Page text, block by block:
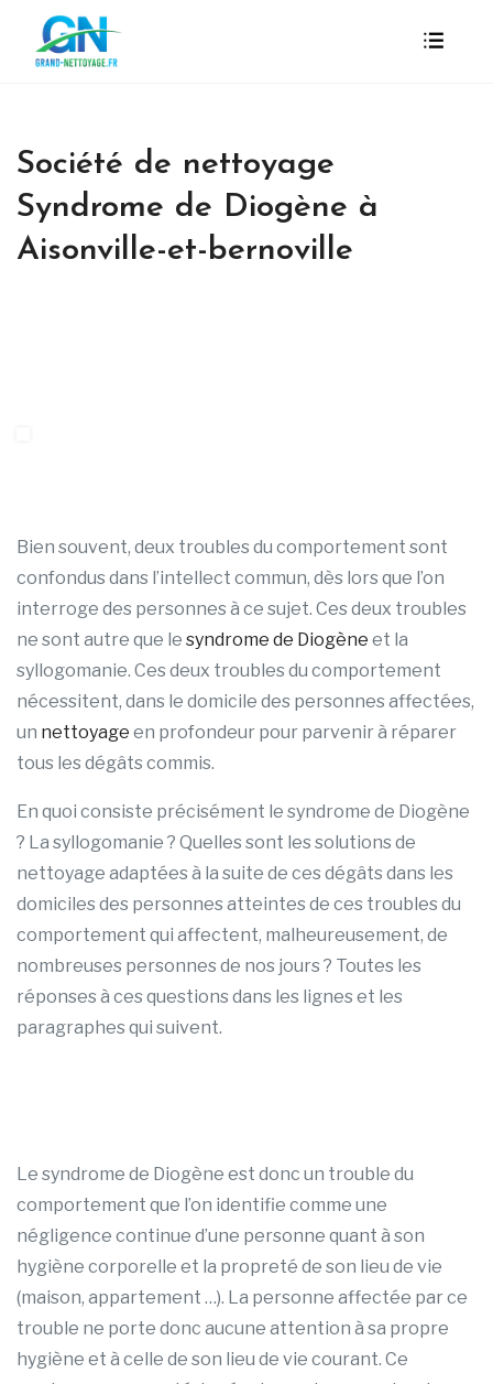
Société de nettoyage
Syndrome de Diogène à
Aisonville-et-bernoville
Bien souvent, deux troubles du comportement sont
confondus dans l’intellect commun, dès lors que l’on
interroge des personnes à ce sujet. Ces deux troubles
ne sont autre que le syndrome de Diogène et la
syllogomanie. Ces deux troubles du comportement
nécessitent, dans le domicile des personnes affectées,
un nettoyage en profondeur pour parvenir à réparer
tous les dégâts commis.
En quoi consiste précisément le syndrome de Diogène
? La syllogomanie ? Quelles sont les solutions de
nettoyage adaptées à la suite de ces dégâts dans les
domiciles des personnes atteintes de ces troubles du
comportement qui affectent, malheureusement, de
nombreuses personnes de nos jours ? Toutes les
réponses à ces questions dans les lignes et les
paragraphes qui suivent.
Le syndrome de Diogène est donc un trouble du
comportement que l’on identifie comme une
négligence continue d’une personne quant à son
hygiène corporelle et la propreté de son lieu de vie
(maison, appartement …). La personne affectée par ce
trouble ne porte donc aucune attention à sa propre
hygiène et à celle de son lieu de vie courant. Ce